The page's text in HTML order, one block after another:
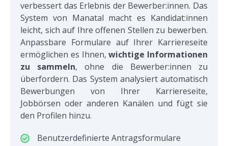
verbessert das Erlebnis der Bewerber:innen. Das
System von Manatal macht es Kandidat:innen
leicht, sich auf Ihre offenen Stellen zu bewerben.
Anpassbare Formulare auf Ihrer Karriereseite
ermöglichen es Ihnen,wichtige Informationen
zu sammeln, ohne die Bewerber:innen zu
überfordern. Das System analysiert automatisch
Bewerbungen von Ihrer Karriereseite,
Jobbörsen oder anderen Kanälen und fügt sie
den Profilen hinzu.
Benutzerdefinierte Antragsformulare